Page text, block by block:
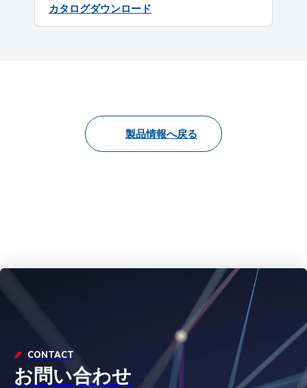
カタログダウンロード
製品情報へ戻る
CONTACT
お問い合わせ